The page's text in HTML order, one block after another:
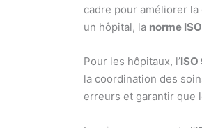
cadre pour améliorer
un hôpital, la norme
Pour les hôpitaux, l’ISO
la coordination des
erreurs et garantir que